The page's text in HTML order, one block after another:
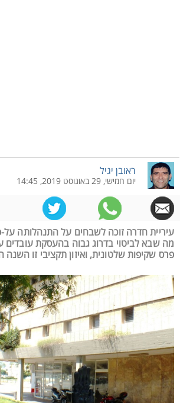
ראובן יגיל
יום חמישי, 29 באוגוסט 2019, 14:45
עיריית חדרה זוכה לשבחים על התנהלותה על-
מה שבא לביטוי בדרוג גבוה בהעסקת עובדים
פרס שקיפות שלטונית, ואיזון תקציבי זו